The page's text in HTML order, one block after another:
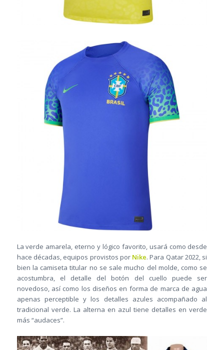
La verde amarela, eterno y lógico favorito, usará como desde
hace décadas, equipos provistos porNike. Para Qatar 2022, si
bien la camiseta titular no se sale mucho del molde, como se
acostumbra, el detalle del botón del cuello puede ser
novedoso, así como los diseños en forma de marca de agua
apenas perceptible y los detalles azules acompañado al
tradicional verde. La alterna en azul tiene detalles en verde
más “audaces”.